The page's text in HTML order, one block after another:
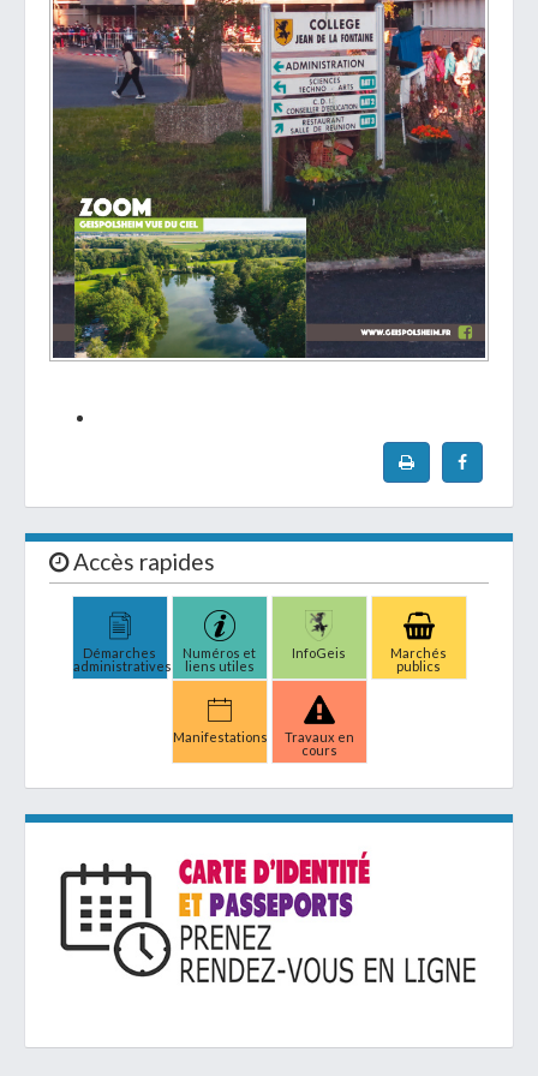
Accès rapides
Démarches
administratives
Numéros et
liens utiles
InfoGeis
Marchés
publics
Manifestations
Travaux en
cours